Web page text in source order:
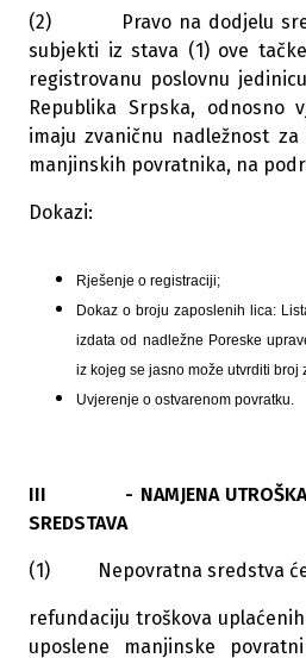
(2) Pravo na dodjelu
subjekti iz stava (1) ove
registrovanu poslovnu
Republika Srpska, odnosno
imaju zvaničnu nadležnost
manjinskih povratnika, na
Dokazi:
Rješenje o registraciji;
Dokaz o broju zaposlenih lica:
izdata od nadležne Poreske
iz kojeg se jasno može utvrditi broj
Uvjerenje o ostvarenom povratku.
III - NAMJENA UTROŠKA I
SREDSTAVA
(1) Nepovratna sredstva će
refundaciju troškova
uposlene manjinske